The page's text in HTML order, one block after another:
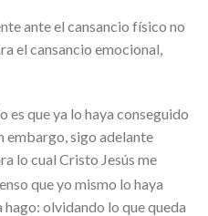
ante el cansancio físico no
el cansancio emocional,
es que ya lo haya conseguido
embargo, sigo adelante
lo cual Cristo Jesús me
que yo mismo lo haya
olvidando lo que queda